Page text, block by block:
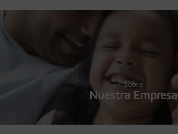
Sobre
Nuestra Empresa